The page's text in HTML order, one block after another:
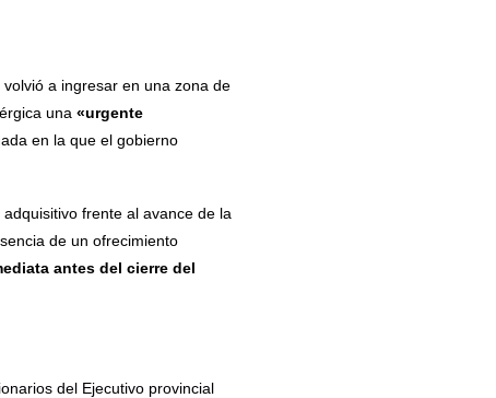
a ingresar en una zona de
una «urgente
en la que el gobierno
frente al avance de la
de un ofrecimiento
antes del cierre del
del Ejecutivo provincial